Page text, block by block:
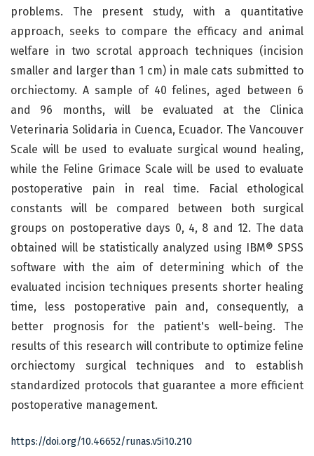
problems. The present study, with a quantitative
approach, seeks to compare the efficacy and animal
welfare in two scrotal approach techniques (incision
smaller and larger than 1 cm) in male cats submitted to
orchiectomy. A sample of 40 felines, aged between 6
and 96 months, will be evaluated at the Clinica
Veterinaria Solidaria in Cuenca, Ecuador. The Vancouver
Scale will be used to evaluate surgical wound healing,
while the Feline Grimace Scale will be used to evaluate
postoperative pain in real time. Facial ethological
constants will be compared between both surgical
groups on postoperative days 0, 4, 8 and 12. The data
obtained will be statistically analyzed using IBM® SPSS
software with the aim of determining which of the
evaluated incision techniques presents shorter healing
time, less postoperative pain and, consequently, a
better prognosis for the patient's well-being. The
results of this research will contribute to optimize feline
orchiectomy surgical techniques and to establish
standardized protocols that guarantee a more efficient
postoperative management.
https://doi.org/10.46652/runas.v5i10.210